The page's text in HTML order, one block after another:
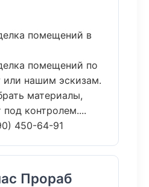
помещений в
помещений по
или нашим эскизам.
материалы,
контролем....
450-64-91
Прораб